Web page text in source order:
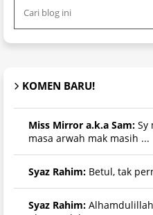
KOMEN BARU!
Miss Mirror a.k.a Sam: Sy
masa arwah mak masih ...
Syaz Rahim: Betul, tak
Syaz Rahim: